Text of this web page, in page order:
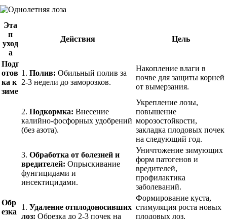
Эта
п
уход
а
Действия Цель
Подг
отов
ка к
зиме
1. Полив: Обильный полив за
2-3 недели до заморозков.
Накопление влаги в
почве для защиты корней
от вымерзания.
2. Подкормка: Внесение
калийно-фосфорных удобрений
(без азота).
Укрепление лозы,
повышение
морозостойкости,
закладка плодовых почек
на следующий год.
3. Обработка от болезней и
вредителей: Опрыскивание
фунгицидами и
инсектицидами.
Уничтожение зимующих
форм патогенов и
вредителей,
профилактика
заболеваний.
Обр
езка
1. Удаление отплодоносивших
лоз: Обрезка до 2-3 почек на
Формирование куста,
стимуляция роста новых
плодовых лоз,